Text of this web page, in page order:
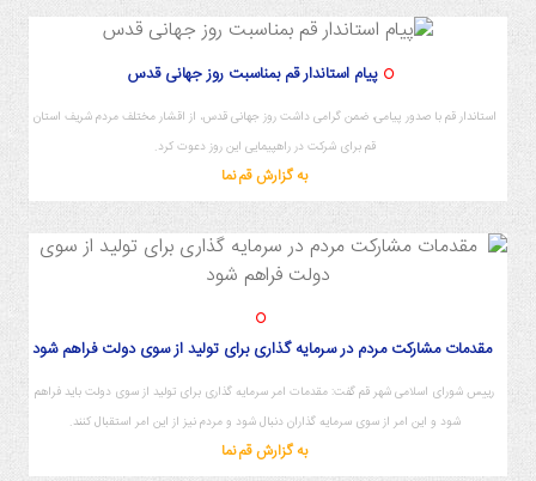
پیام استاندار قم بمناسبت روز جهانی قدس
استاندار قم با صدور پیامی، ضمن گرامی داشت روز جهانی قدس، از اقشار مختلف مردم شریف استان
قم برای شرکت در راهپیمایی این روز دعوت کرد.
به گزارش قم نما
مقدمات مشارکت مردم در سرمایه گذاری برای تولید از سوی دولت فراهم شود
رییس شورای اسلامی شهر قم گفت: مقدمات امر سرمایه گذاری برای تولید از سوی دولت باید فراهم
شود و این امر از سوی سرمایه گذاران دنبال شود و مردم نیز از این امر استقبال کنند.
به گزارش قم نما